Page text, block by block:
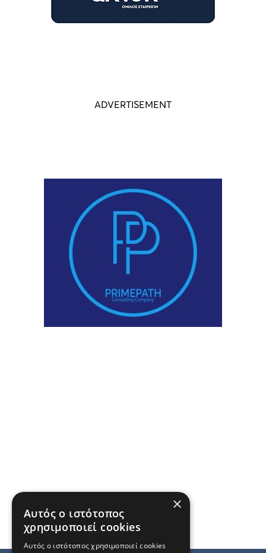
×
Αυτός ο ιστότοπος
χρησιμοποιεί cookies
Αυτός ο ιστότοπος χρησιμοποιεί cookies